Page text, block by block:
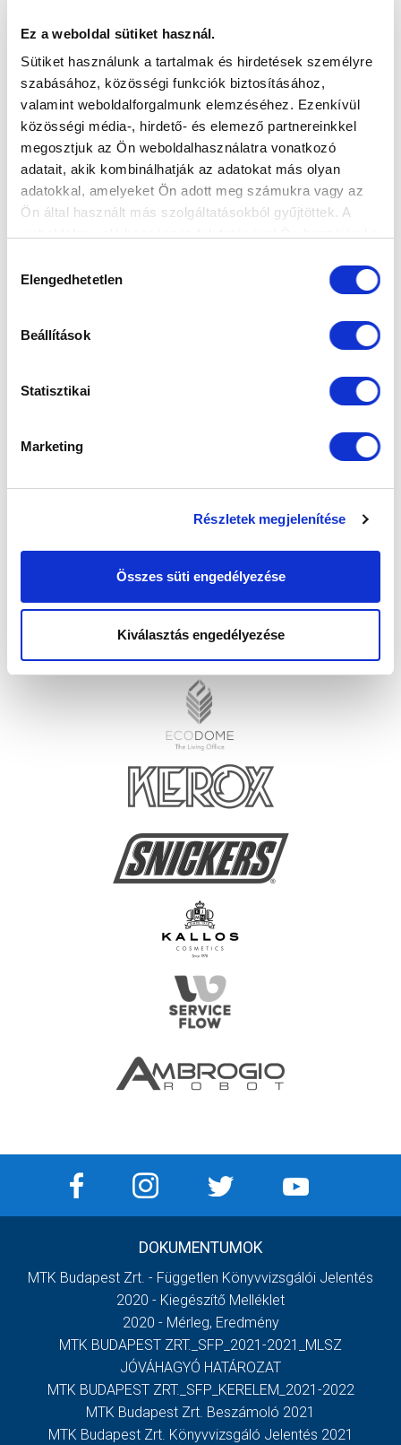
Ez a weboldal sütiket használ.
Sütiket használunk a tartalmak és hirdetések személyre
szabásához, közösségi funkciók biztosításához,
valamint weboldalforgalmunk elemzéséhez. Ezenkívül
közösségi média-, hirdető- és elemező partnereinkkel
megosztjuk az Ön weboldalhasználatra vonatkozó
adatait, akik kombinálhatják az adatokat más olyan
adatokkal, amelyeket Ön adott meg számukra vagy az
Ön által használt más szolgáltatásokból gyűjtöttek. A
kiválasztása
Elengedhetetlen
Beállítások
Statisztikai
Marketing
Részletek megjelenítése
Összes süti engedélyezése
Kiválasztás engedélyezése
DOKUMENTUMOK
MTK Budapest Zrt. - Független Könyvvizsgálói Jelentés
2020 - Kiegészítő Melléklet
2020 - Mérleg, Eredmény
MTK BUDAPEST ZRT._SFP_2021-2021_MLSZ
JÓVÁHAGYÓ HATÁROZAT
MTK BUDAPEST ZRT._SFP_KERELEM_2021-2022
MTK Budapest Zrt. Beszámoló 2021
MTK Budapest Zrt. Könyvvizsgáló Jelentés 2021